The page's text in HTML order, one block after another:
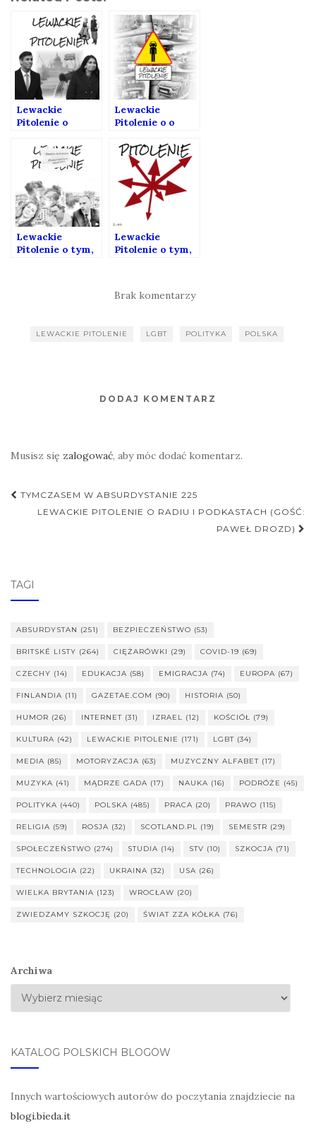
Lewackie
Pitolenie o
Polakach,
torsjach i
Torysach.
Lewackie
Pitolenie o o
dostawcach i
policji. (Gość:
Wojciech
Galeński)
Lewackie
Pitolenie o tym,
Lewackie
Pitolenie o tym,
nowe tematy do
Brak komentarzy
LEWACKIE PITOLENIE LGBT POLITYKA POLSKA
DODAJ KOMENTARZ
Musisz się zalogować, aby móc dodać komentarz.
Nawigacja
postu
TYMCZASEM W ABSURDYSTANIE 225
LEWACKIE PITOLENIE O RADIU I PODKASTACH (GOŚĆ:
PAWEŁ DROZD)
TAGI
ABSURDYSTAN (251) BEZPIECZEŃSTWO (53)
BRITSKÉ LISTY (264) CIĘŻARÓWKI (29) COVID-19 (69)
CZECHY (14) EDUKACJA (58) EMIGRACJA (74) EUROPA (67)
FINLANDIA (11) GAZETAE.COM (90) HISTORIA (50)
HUMOR (26) INTERNET (31) IZRAEL (12) KOŚCIÓŁ (79)
KULTURA (42) LEWACKIE PITOLENIE (171) LGBT (34)
MEDIA (85) MOTORYZACJA (63) MUZYCZNY ALFABET (17)
MUZYKA (41) MĄDRZE GADA (17) NAUKA (16) PODRÓŻE (45)
POLITYKA (440) POLSKA (485) PRACA (20) PRAWO (115)
RELIGIA (59) ROSJA (32) SCOTLAND.PL (19) SEMESTR (29)
SPOŁECZEŃSTWO (274) STUDIA (14) STV (10) SZKOCJA (71)
TECHNOLOGIA (22) UKRAINA (32) USA (26)
WIELKA BRYTANIA (123) WROCŁAW (20)
ZWIEDZAMY SZKOCJĘ (20) ŚWIAT ZZA KÓŁKA (76)
Archiwa
KATALOG POLSKICH BLOGÓW
Innych wartościowych autorów do poczytania znajdziecie na
blogi.bieda.it